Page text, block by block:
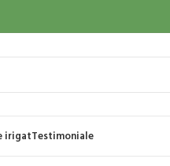
irigatTestimoniale